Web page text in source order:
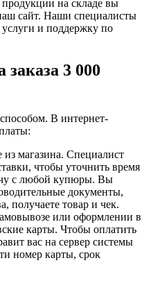
продукции на складе вы
сайт. Наши специалисты
и поддержку по
3 000
В интернет-
магазина. Специалист
чтобы уточнить время
с любой купюры. Вы
документы,
получаете товар и чек.
или оформлении в
карты. Чтобы оплатить
вас на сервер системы
номер карты, срок